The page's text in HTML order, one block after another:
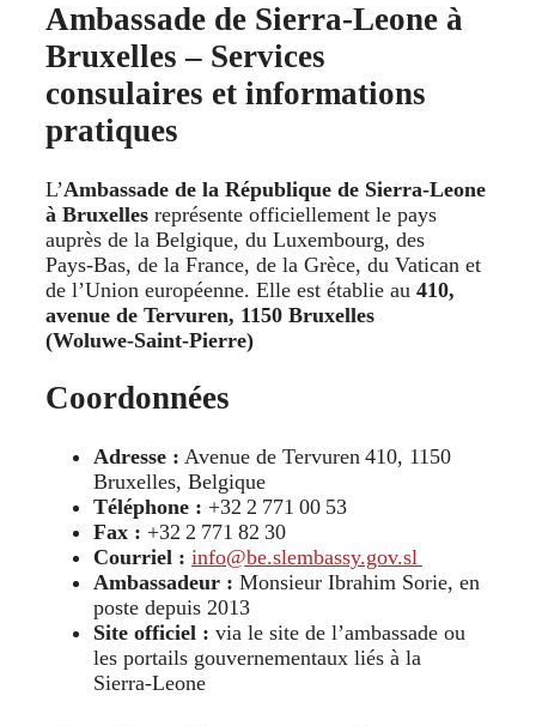
Ambassade de Sierra‑Leone à
Bruxelles – Services
consulaires et informations
pratiques
L’Ambassade de la République de Sierra‑Leone
à Bruxelles représente officiellement le pays
auprès de la Belgique, du Luxembourg, des
Pays‑Bas, de la France, de la Grèce, du Vatican et
de l’Union européenne. Elle est établie au 410,
avenue de Tervuren, 1150 Bruxelles
(Woluwe‑Saint‑Pierre)
Coordonnées
Adresse : Avenue de Tervuren 410, 1150
Bruxelles, Belgique
Téléphone : +32 2 771 00 53
Fax : +32 2 771 82 30
Courriel : info@be.slembassy.gov.sl
Ambassadeur : Monsieur Ibrahim Sorie, en
poste depuis 2013
Site officiel : via le site de l’ambassade ou
les portails gouvernementaux liés à la
Sierra‑Leone